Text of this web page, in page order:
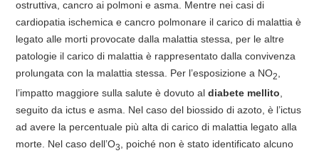
ostruttiva, cancro ai polmoni e asma. Mentre nei casi di
cardiopatia ischemica e cancro polmonare il carico di malattia è
legato alle morti provocate dalla malattia stessa, per le altre
patologie il carico di malattia è rappresentato dalla convivenza
prolungata con la malattia stessa. Per l’esposizione a NO2
l’impatto maggiore sulla salute è dovuto al diabete mellito,
seguito da ictus e asma. Nel caso del biossido di azoto, è l’ictus
ad avere la percentuale più alta di carico di malattia legato alla
morte. Nel caso dell’O3, poiché non è stato identificato alcuno